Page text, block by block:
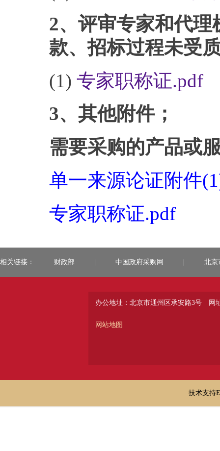
2、评审专家和代
款、招标过程未受
(1) 专家职称证.pdf
3、其他附件；
需要采购的产品或
单一来源论证附件
专家职称证.pdf
相关链接： 财政部 中国政府采购网 北京
办公地址：北京市通州区承安路3号
网站地图
网
技术支持